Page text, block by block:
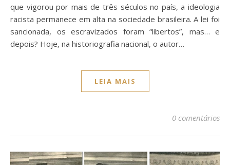
que vigorou por mais de três séculos no país, a ideologia
racista permanece em alta na sociedade brasileira. A lei foi
sancionada, os escravizados foram “libertos”, mas… e
depois? Hoje, na historiografia nacional, o autor…
LEIA MAIS
0 comentários